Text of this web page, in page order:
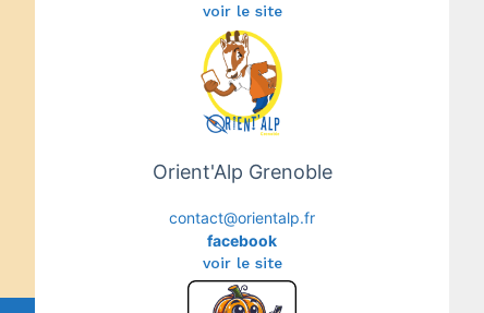
voir le site
Orient'Alp Grenoble
contact@orientalp.fr
facebook
voir le site